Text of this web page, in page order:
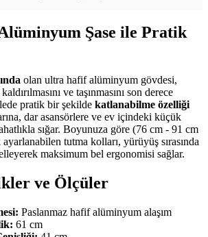
Şase ile Pratik
olan ultra hafif alüminyum gövdesi,
ve taşınmasını son derece
pratik bir şekilde katlanabilme özelliği
dar asansörlere ve ev içindeki küçük
sığar. Boyunuza göre (76 cm - 91 cm
tutma kolları, yürüyüş sırasında
maksimum bel ergonomisi sağlar.
ve Ölçüler
Paslanmaz hafif alüminyum alaşım
61 cm